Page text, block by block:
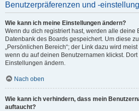
Benutzerpräferenzen und -
Wie kann ich meine Einstellungen ändern?
Wenn du dich registriert hast, werden alle deine
Datenbank des Boards gespeichert. Um diese
„Persönlichen Bereich“; der Link dazu wird
wenn du auf deinen Benutzernamen klickst.
Einstellungen ändern.
Nach oben
Wie kann ich verhindern, dass mein
auftaucht?